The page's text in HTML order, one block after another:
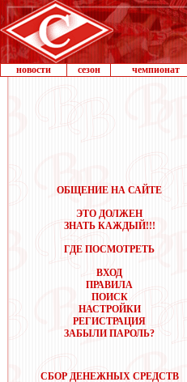
новости сезон чемпионат
ОБЩЕНИЕ НА САЙТЕ
ЭТО ДОЛЖЕН
ЗНАТЬ КАЖДЫЙ!!!
ГДЕ ПОСМОТРЕТЬ
ВХОД
ПРАВИЛА
ПОИСК
НАСТРОЙКИ
РЕГИСТРАЦИЯ
ЗАБЫЛИ ПАРОЛЬ?
СБОР ДЕНЕЖНЫХ СРЕДСТВ